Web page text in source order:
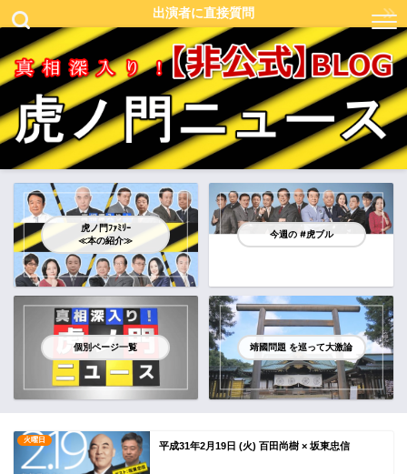
出演者に直接質問
虎ノ門ﾌｧﾐﾘｰ
≪本の紹介≫
今週の #虎ブル
個別ページ一覧 靖國問題 を巡って大激論
火曜日
平成31年2月19日 (火) 百田尚樹 × 坂東忠信